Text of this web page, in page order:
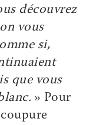
découvrez
vous
si,
que vous
» Pour